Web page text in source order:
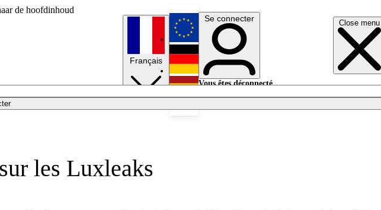
de hoofdinhoud
Close menu
Français
English
Deutsch
Se connecter
Vous êtes déconnecté.
les Luxleaks